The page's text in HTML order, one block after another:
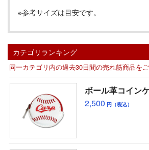
※参考サイズは目安です。
カテゴリランキング
同一カテゴリ内の過去30日間の売れ筋商品を
ボール革コイン
2,500 円（税込）